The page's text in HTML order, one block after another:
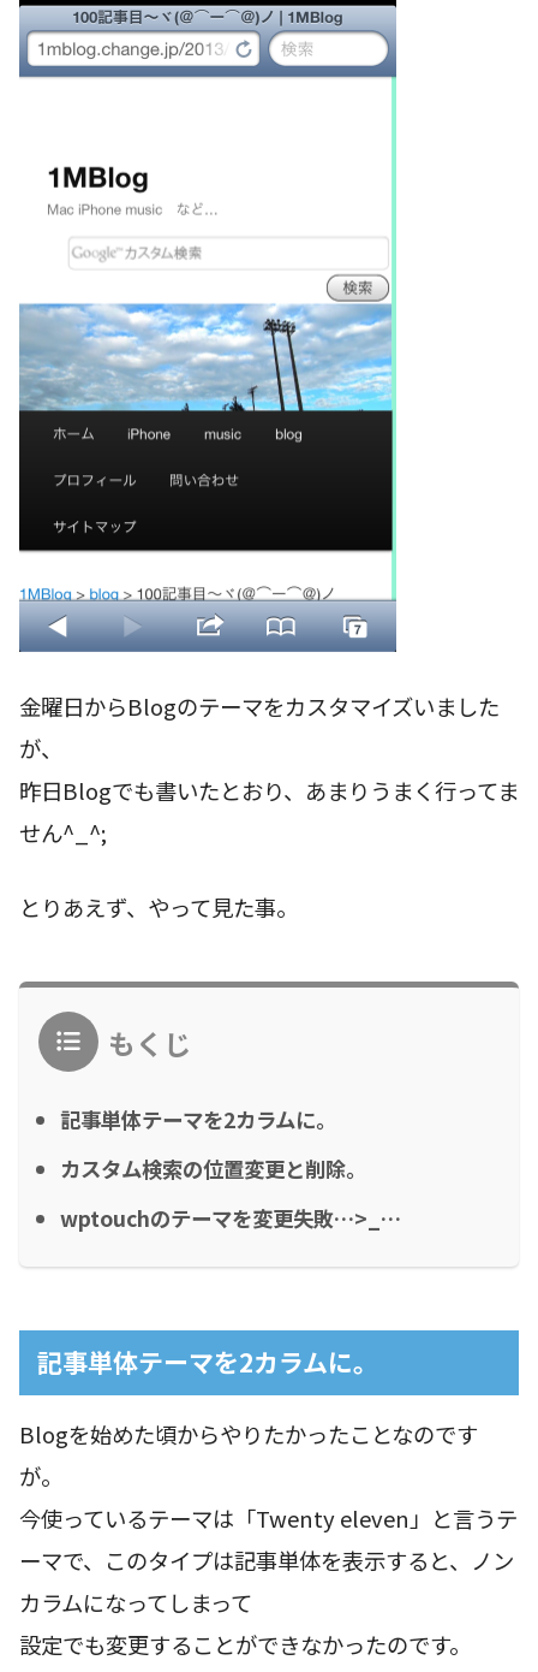
金曜日からBlogのテーマをカスタマイズいました
が、
昨日Blogでも書いたとおり、あまりうまく行ってま
せん^_^;
とりあえず、やって見た事。
もくじ
記事単体テーマを2カラムに。
カスタム検索の位置変更と削除。
wptouchのテーマを変更失敗…>_…
記事単体テーマを2カラムに。
Blogを始めた頃からやりたかったことなのです
が。
今使っているテーマは「Twenty eleven」と言うテ
ーマで、このタイプは記事単体を表示すると、ノン
カラムになってしまって
設定でも変更することができなかったのです。